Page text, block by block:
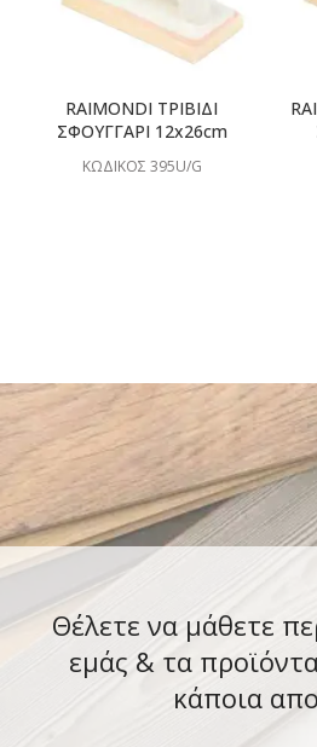
RAIMONDI ΤΡΙΒΙΔΙ
ΣΦΟΥΓΓΑΡΙ 12x26cm
ΚΩΔΙΚΟΣ 395U/G
Θέλετε να μάθετε
εμάς & τα
κάποια